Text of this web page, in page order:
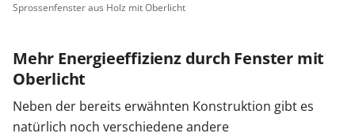
Sprossenfenster aus Holz mit Oberlicht
Mehr Energieeffizienz durch Fenster mit
Oberlicht
Neben der bereits erwähnten Konstruktion gibt es
natürlich noch verschiedene andere